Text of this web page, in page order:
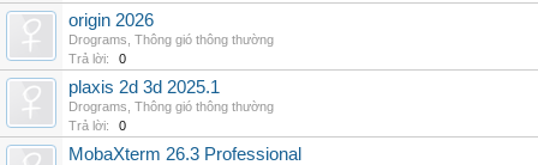
origin 2026
Drograms Thông gió thông thường
Trả lời:
0
plaxis 2d 3d 2025.1
Drograms Thông gió thông thường
Trả lời:
0
MobaXterm 26.3 Professional